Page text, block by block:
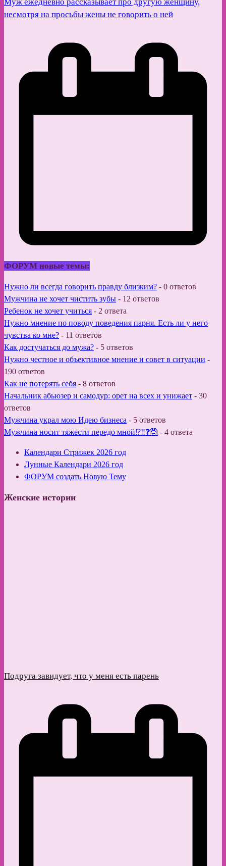
несмотря на просьбы жены не говорить о ней
ФОРУМ новые темы:
Нужно ли всегда говорить правду близким? - 0 ответов
Мужчина не хочет чистить зубы - 12 ответов
Ребенок не хочет учиться - 2 ответа
Нужно мнение по поводу поведения парня. Есть ли у него
чувства ко мне? - 11 ответов
Как достучаться до мужа? - 5 ответов
Нужно честное и объективное мнение и совет в ситуации -
190 ответов
Как не потерять себя - 8 ответов
Начальник абьюзер и самодур: орет на всех и унижает - 30
ответов
Мужчина украл мою Идею бизнеса - 5 ответов
Мужчина носит тяжести передо мной⁉️‼️❓🙆 - 4 ответа
Календари Стрижек 2026 год
Лунные Календари 2026 год
ФОРУМ создать Новую Тему
Женские истории
Подруга завидует, что у меня есть парень